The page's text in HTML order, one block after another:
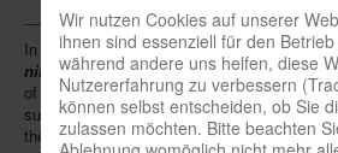
_____
In cooperation with publisherAmigo ,
nimmt! fans todesign their own
of several hundred submissions from 20
successful design has now been awarded:
the French city of Montreuil (whose
Wir nutzen Cookies auf unserer
ihnen sind essenziell für den
während andere uns helfen, diese
Nutzererfahrung zu verbessern
können selbst entscheiden, ob Sie
zulassen möchten. Bitte beachten